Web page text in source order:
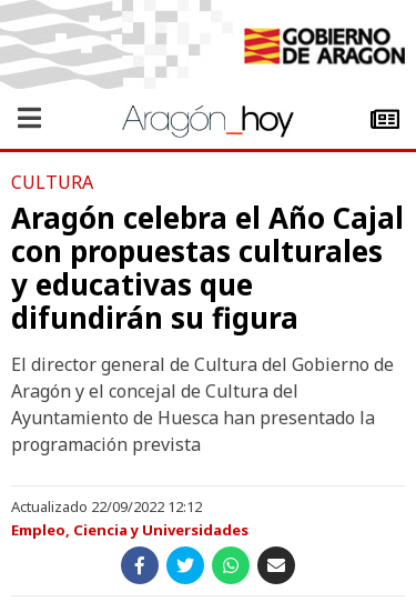
CULTURA
Aragón celebra el Año Cajal
con propuestas culturales
y educativas que
difundirán su figura
El director general de Cultura del Gobierno de
Aragón y el concejal de Cultura del
Ayuntamiento de Huesca han presentado la
programación prevista
Actualizado 22/09/2022 12:12
Empleo, Ciencia y Universidades